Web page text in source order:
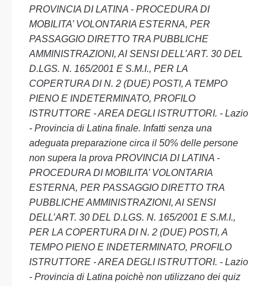
PROVINCIA DI LATINA - PROCEDURA DI
MOBILITA’ VOLONTARIA ESTERNA, PER
PASSAGGIO DIRETTO TRA PUBBLICHE
AMMINISTRAZIONI, AI SENSI DELL’ART. 30 DEL
D.LGS. N. 165/2001 E S.M.I., PER LA
COPERTURA DI N. 2 (DUE) POSTI, A TEMPO
PIENO E INDETERMINATO, PROFILO
ISTRUTTORE - AREA DEGLI ISTRUTTORI. - Lazio
- Provincia di Latina finale. Infatti senza una
adeguata preparazione circa il 50% delle persone
non supera la prova PROVINCIA DI LATINA -
PROCEDURA DI MOBILITA’ VOLONTARIA
ESTERNA, PER PASSAGGIO DIRETTO TRA
PUBBLICHE AMMINISTRAZIONI, AI SENSI
DELL’ART. 30 DEL D.LGS. N. 165/2001 E S.M.I.,
PER LA COPERTURA DI N. 2 (DUE) POSTI, A
TEMPO PIENO E INDETERMINATO, PROFILO
ISTRUTTORE - AREA DEGLI ISTRUTTORI. - Lazio
- Provincia di Latina poichè non utilizzano dei quiz